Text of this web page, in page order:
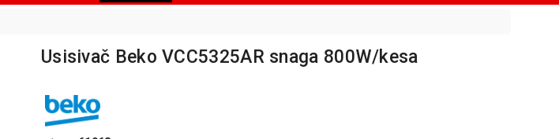
Usisivač Beko VCC5325AR snaga 800W/kesa